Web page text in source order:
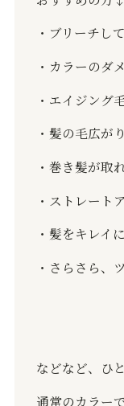
・ブリーチし
・カラーのダ
・エイジング
・髪の毛広が
・巻き髪が取
・ストレート
・髪をキレイ
・さらさら、
などなど、ひ
通常のカラー